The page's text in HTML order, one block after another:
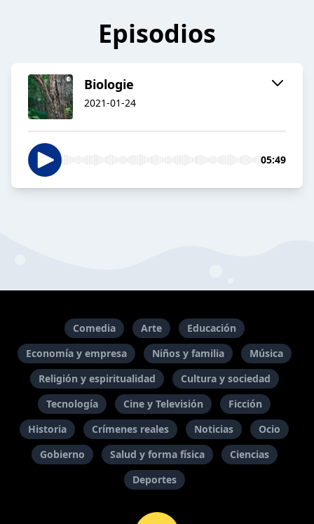
Episodios
Biologie
2021-01-24
05:49
Comedia Arte
Educación
Economía y empresa
Niños y familia
Música
Religión y espiritualidad
Cultura y sociedad
Tecnología
Cine y Televisión
Ficción
Historia
Crímenes reales Noticias
Ocio
Gobierno
Salud y forma física
Ciencias
Deportes